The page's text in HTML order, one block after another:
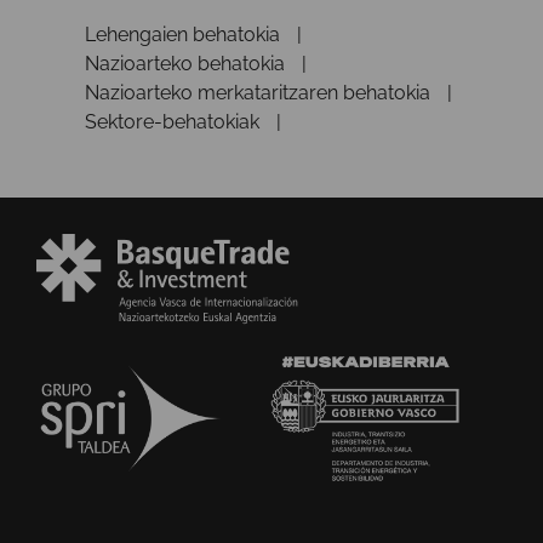
Lehengaien behatokia
Nazioarteko behatokia
Nazioarteko merkataritzaren behatokia
Sektore-behatokiak